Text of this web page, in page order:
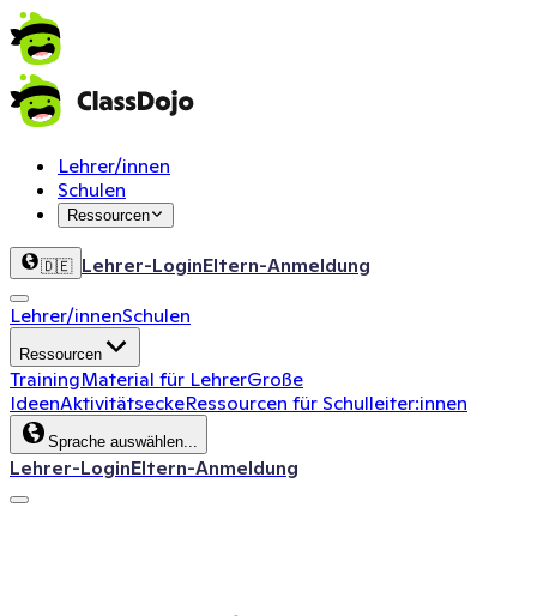
Lehrer/innen
Schulen
Ressourcen
🇩🇪 Lehrer-LoginEltern-Anmeldung
Lehrer/innenSchulen
Ressourcen
TrainingMaterial für LehrerGroße
IdeenAktivitätseckeRessourcen für Schulleiter:innen
Sprache auswählen...
Lehrer-LoginEltern-Anmeldung